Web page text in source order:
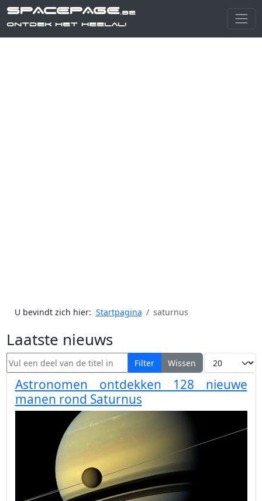
SPACEPAGE.be
Ontdek het heelal!
U bevindt zich hier: Startpagina saturnus
Laatste nieuws
Vul een deel van de titel in Filter Wissen Toon #
Astronomen ontdekken 128 nieuwe
manen rond Saturnus